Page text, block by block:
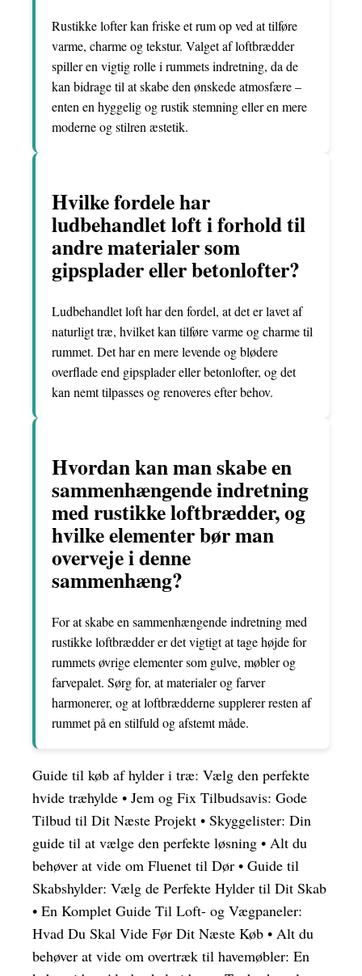
Rustikke lofter kan friske et rum op ved at tilføre
varme, charme og tekstur. Valget af loftbrædder
spiller en vigtig rolle i rummets indretning, da de
kan bidrage til at skabe den ønskede atmosfære –
enten en hyggelig og rustik stemning eller en mere
moderne og stilren æstetik.
Hvilke fordele har
ludbehandlet loft i forhold til
andre materialer som
gipsplader eller betonlofter?
Ludbehandlet loft har den fordel, at det er lavet af
naturligt træ, hvilket kan tilføre varme og charme til
rummet. Det har en mere levende og blødere
overflade end gipsplader eller betonlofter, og det
kan nemt tilpasses og renoveres efter behov.
Hvordan kan man skabe en
sammenhængende indretning
med rustikke loftbrædder, og
hvilke elementer bør man
overveje i denne
sammenhæng?
For at skabe en sammenhængende indretning med
rustikke loftbrædder er det vigtigt at tage højde for
rummets øvrige elementer som gulve, møbler og
farvepalet. Sørg for, at materialer og farver
harmonerer, og at loftbrædderne supplerer resten af
rummet på en stilfuld og afstemt måde.
Guide til køb af hylder i træ: Vælg den perfekte
hvide træhylde • Jem og Fix Tilbudsavis: Gode
Tilbud til Dit Næste Projekt • Skyggelister: Din
guide til at vælge den perfekte løsning • Alt du
behøver at vide om Fluenet til Dør • Guide til
Skabshylder: Vælg de Perfekte Hylder til Dit Skab
• En Komplet Guide Til Loft- og Vægpaneler:
Hvad Du Skal Vide Før Dit Næste Køb • Alt du
behøver at vide om overtræk til havemøbler: En